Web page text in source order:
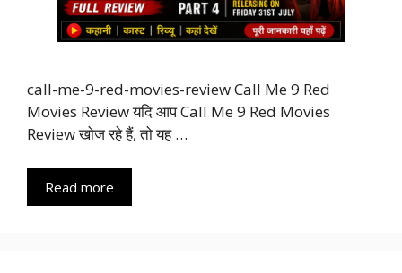
call-me-9-red-movies-review Call Me 9 Red
Movies Review यदि आप Call Me 9 Red Movies
Review खोज रहे हैं, तो यह …
Read more